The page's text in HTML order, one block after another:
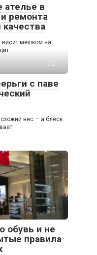
ателье в
ремонта
висит мешком на
0
с паве
вес — а блеск
0
обувь и не
правила